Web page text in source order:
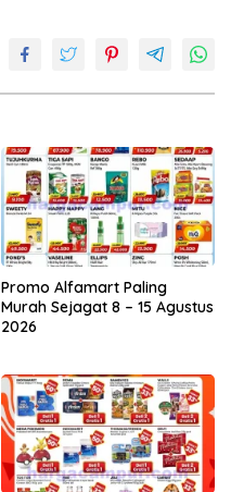
Promo Alfamart Paling
Murah Sejagat 8 – 15 Agustus
2026